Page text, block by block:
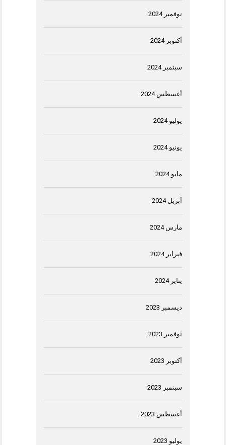
نوفمبر 2024
أكتوبر 2024
سبتمبر 2024
أغسطس 2024
يوليو 2024
يونيو 2024
مايو 2024
أبريل 2024
مارس 2024
فبراير 2024
يناير 2024
ديسمبر 2023
نوفمبر 2023
أكتوبر 2023
سبتمبر 2023
أغسطس 2023
يوليو 2023